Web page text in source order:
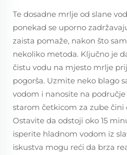
Te dosadne mrlje od slane
ponekad se uporno
zaista pomaže, nakon što
nekoliko metoda. Ključno je
čistu vodu na mjesto mrlje
pogorša. Uzmite neko blago
vodom i nanosite na
starom četkicom za zube čini
Ostavite da odstoji oko 15
isperite hladnom vodom iz
iskustva mogu reći da brza